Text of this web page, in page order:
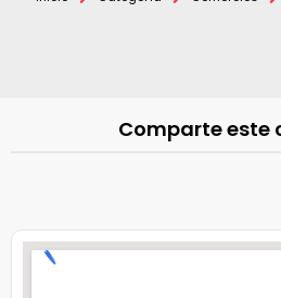
Comparte este